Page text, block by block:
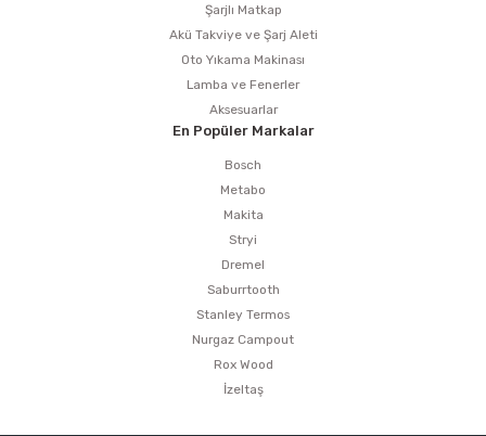
Şarjlı Matkap
Akü Takviye ve Şarj Aleti
Oto Yıkama Makinası
Lamba ve Fenerler
Aksesuarlar
En Popüler Markalar
Bosch
Metabo
Makita
Stryi
Dremel
Saburrtooth
Stanley Termos
Nurgaz Campout
Rox Wood
İzeltaş